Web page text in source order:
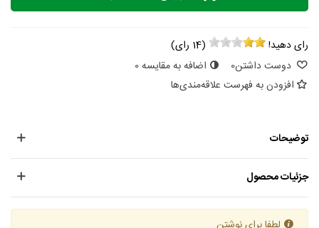
رای دهید! (
14 رای)
دوست داشتن0 اضافه به مقایسه0
افزودن به فهرست علاقه‌مندی‌ها
توضیحات
جزئیات محصول